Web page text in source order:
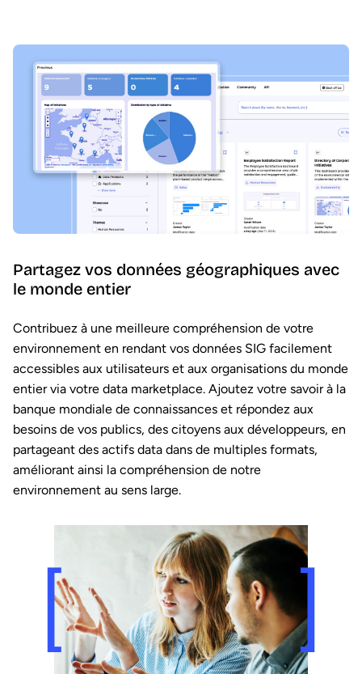
Partagez vos données géographiques avec
le monde entier
Contribuez à une meilleure compréhension de votre
environnement en rendant vos données SIG facilement
accessibles aux utilisateurs et aux organisations du monde
entier via votre data marketplace. Ajoutez votre savoir à la
banque mondiale de connaissances et répondez aux
besoins de vos publics, des citoyens aux développeurs, en
partageant des actifs data dans de multiples formats,
améliorant ainsi la compréhension de notre
environnement au sens large.